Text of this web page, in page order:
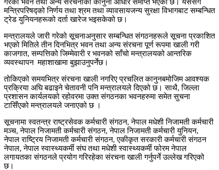
मन्त्रिपरिषद्को निर्णय तथा श्रम तथा व्यावसायजन्य सुरक्षा विभागबाट सम्बन्धित
ट्रेड युनियनहरूको दर्ता खारेज भइसकेको छ।
मन्त्रालयले जारी गरेको सूचनाअनुसार सम्बन्धित संगठनहरूले सूचना प्रकाशित
भएको मितिले तीन दिनभित्र भवन तथा अन्य संरचना पूर्ण रूपमा खाली गरी
काजगात, सम्पत्तिको जिम्मेवारी र भवनको साँचो मन्त्रालयको आन्तरिक
व्यवस्थापन महाशाखामा बुझाउनुपर्नेछ।
तोकिएको समयभित्र संरचना खाली नगरिए प्रचलित कानुनबमोजिम आवश्यक
प्रक्रिया अघि बढाइने चेतावनी पनि मन्त्रालयले दिएको छ। साथै, जिल्ला
प्रशासन कार्यलयको रहोवरमा उक्त संगठनका भवनहरुमा समेत सुचना
टासिँएको मन्त्रालयले जनाएको छ ।
सूचनामा स्वतन्त्र राष्ट्रसेवक कर्मचारी संगठन, नेपाल मधेशी निजामती कर्मचारी
मञ्च, नेपाल निजामती कर्मचारी संगठन, नेपाल निजामती कर्मचारी युनियन,
नेपाल राष्ट्रिय निजामती कर्मचारी संगठन, एकीकृत सरकारी कर्मचारी संगठन
नेपाल, नेपाल स्वास्थ्यकर्मी संघ तथा मधेशी स्वास्थ्यकर्मी फोरम नेपाल
लगायतका संगठनले प्रयोग गरिरहेका संरचना खाली गर्नुपर्ने उल्लेख गरिएको
छ।